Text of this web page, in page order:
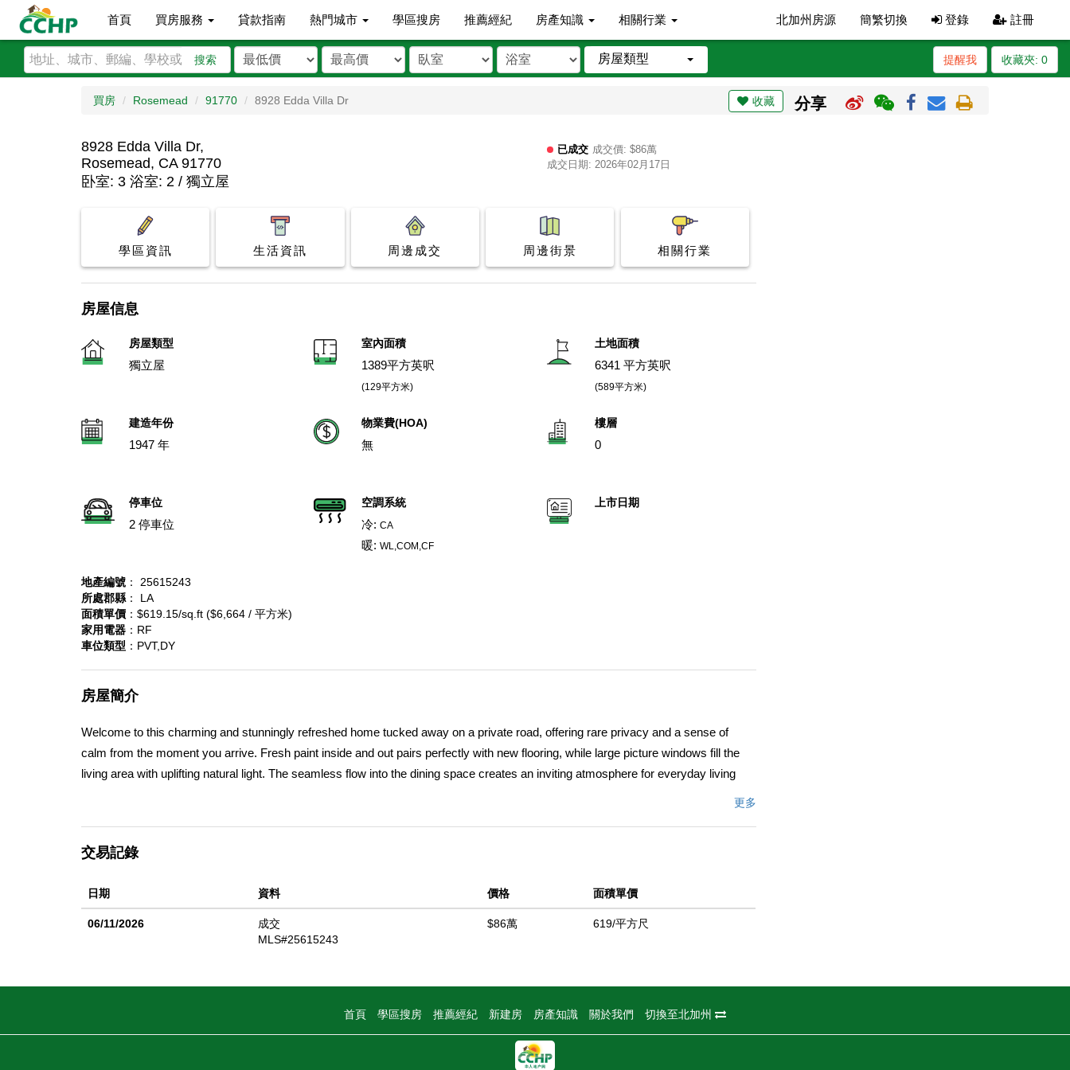
首頁 買房服務 貸款指南 熱門城市 學區搜房 推薦經紀 房產知識 相關行業 北加州房源 簡繁切換 登錄 註冊
搜索 房屋類型 收藏夾: 0
提醒我
買房 Rosemead 91770 8928 Edda Villa Dr 收藏 分享
8928 Edda Villa Dr,
Rosemead, CA 91770
已成交 成交價: $86萬
成交日期: 2026年02月17日
卧室: 3 浴室: 2 / 獨立屋
學區資訊 生活資訊 周邊成交 周邊街景 相關行業
房屋信息
房屋類型
獨立屋
室內面積
1389平方英呎
(129平方米)
土地面積
6341 平方英呎
(589平方米)
建造年份
1947 年
物業費(HOA)
無
樓層
0
停車位
2 停車位
空調系統
冷:CA
暖:WL,COM,CF
上市日期
地產編號 ： 25615243
所處郡縣 ： LA
面積單價 ：$619.15/sq.ft ($6,664 / 平方米)
家用電器 ：RF
車位類型 ：PVT,DY
房屋簡介
Welcome to this charming and stunningly refreshed home tucked away on a private road, offering rare privacy and a sense of
calm from the moment you arrive. Fresh paint inside and out pairs perfectly with new flooring, while large picture windows fill the
living area with uplifting natural light. The seamless flow into the dining space creates an inviting atmosphere for everyday living
convenience.Quietly tucked away yet moments from local amenities, this home offers the perfect balance of privacy and
downsizers or work from home professionals. This is more than a house, it is a place to grow, gather, and truly feel at home.
更多
交易記錄
日期 資料 價格 面積單價
06/11/2026
成交
MLS#25615243
$86萬 619/平方尺
首頁 學區搜房 推薦經紀 新建房 房產知識 關於我們 切換至北加州